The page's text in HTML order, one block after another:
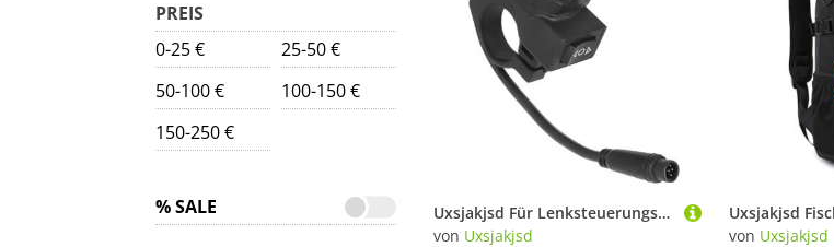
PREIS
0-25 €
25-50 €
50-100 €
100-150 €
150-250 €
% SALE
Uxsjakjsd Für Lenksteuerungsknopf für Elektrische Roller 6-Poliger Wasserdichter Schalter 6-Poliger Wasserdichter Schalter
von Uxsjakjsd
von Uxsjakjsd